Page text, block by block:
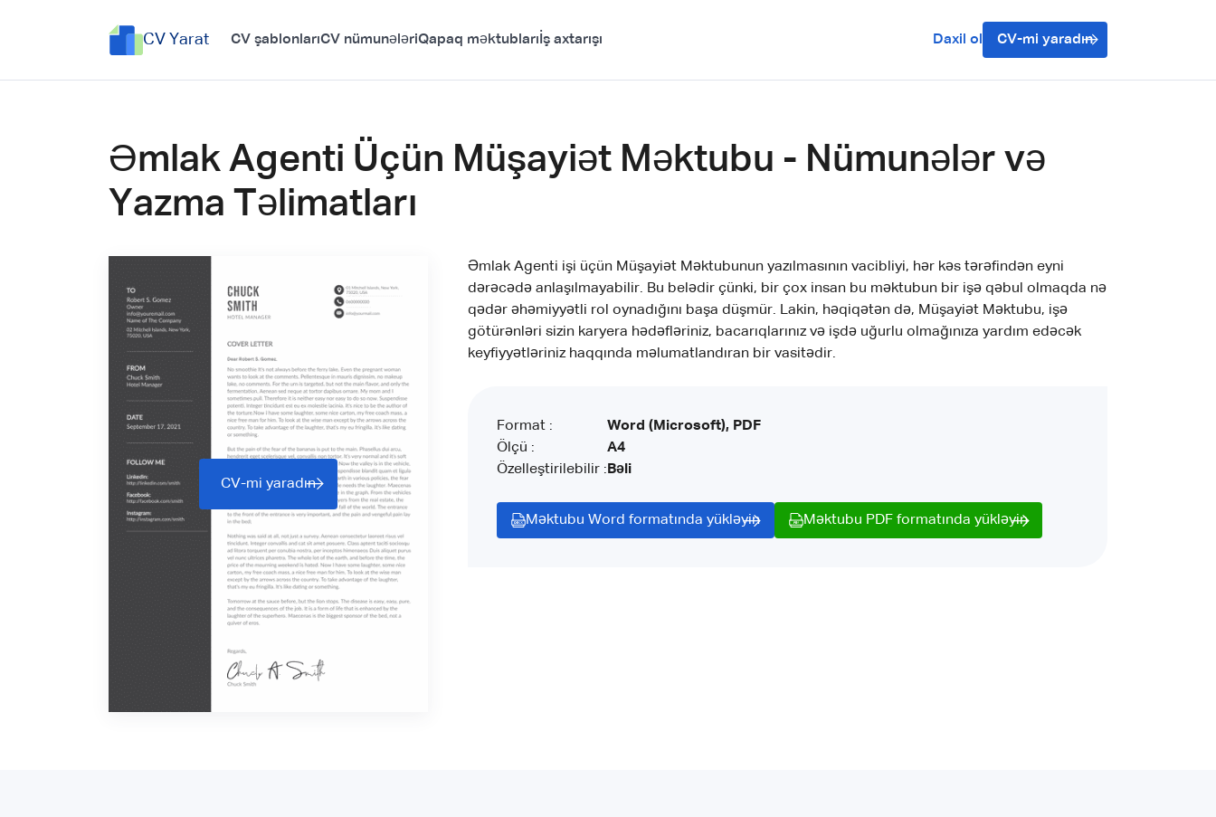
CV Yarat CV şablonlarıCV nümunələriQapaq məktubları İş axtarışı Daxil ol CV-mi yaradın
Əmlak Agenti Üçün Müşayiət Məktubu - Nümunələr və
Yazma Təlimatları
CV-mi yaradın
Əmlak Agenti işi üçün Müşayiət Məktubunun yazılmasının vacibliyi, hər kəs tərəfindən eyni
dərəcədə anlaşılmayabilir. Bu belədir çünki, bir çox insan bu məktubun bir işə qəbul olmaqda nə
qədər əhəmiyyətli rol oynadığını başa düşmür. Lakin, həqiqətən də, Müşayiət Məktubu, işə
götürənləri sizin karyera hədəfləriniz, bacarıqlarınız və işdə uğurlu olmağınıza yardım edəcək
keyfiyyətləriniz haqqında məlumatlandıran bir vasitədir.
Format :
Ölçü :
Özelleştirilebilir :
Word (Microsoft), PDF
A4
Bəli
Məktubu Word formatında yükləyin Məktubu PDF formatında yükləyin